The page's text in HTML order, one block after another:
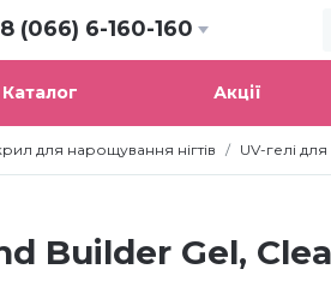
(066) 6-160-160
Каталог Акції
для нарощування нігтів UV-гелі
Builder Gel,